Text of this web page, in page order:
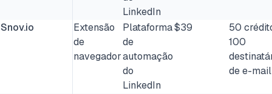
LinkedIn
Snov.io
Extensão
de
navegador
Plataforma
de
automação
do
LinkedIn
$39
50
100
de e-mail